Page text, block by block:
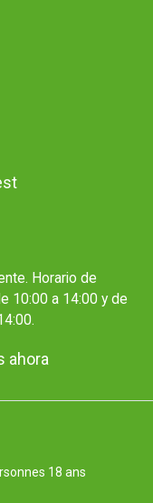
Horario de
10:00 a 14:00 y de
ahora
18 ans